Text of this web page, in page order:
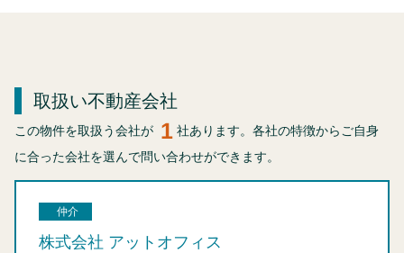
取扱い不動産会社
この物件を取扱う会社が 1 社あります。各社の特徴からご自身
に合った会社を選んで問い合わせができます。
仲介
株式会社 アットオフィス